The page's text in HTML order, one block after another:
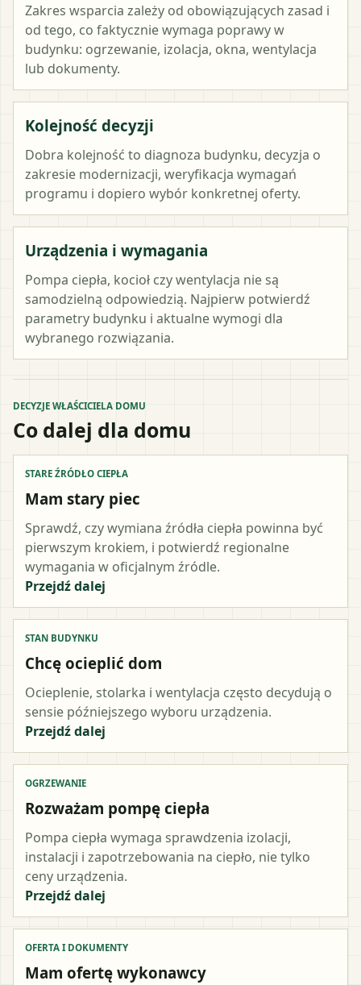
Zakres wsparcia zależy od obowiązujących zasad i
od tego, co faktycznie wymaga poprawy w
budynku: ogrzewanie, izolacja, okna, wentylacja
lub dokumenty.
Kolejność decyzji
Dobra kolejność to diagnoza budynku, decyzja o
zakresie modernizacji, weryfikacja wymagań
programu i dopiero wybór konkretnej oferty.
Urządzenia i wymagania
Pompa ciepła, kocioł czy wentylacja nie są
samodzielną odpowiedzią. Najpierw potwierdź
parametry budynku i aktualne wymogi dla
wybranego rozwiązania.
DECYZJE WŁAŚCICIELA DOMU
Co dalej dla domu
STARE ŹRÓDŁO CIEPŁA
Mam stary piec
Sprawdź, czy wymiana źródła ciepła powinna być
pierwszym krokiem, i potwierdź regionalne
wymagania w oficjalnym źródle.
Przejdź dalej
STAN BUDYNKU
Chcę ocieplić dom
Ocieplenie, stolarka i wentylacja często decydują o
sensie późniejszego wyboru urządzenia.
Przejdź dalej
OGRZEWANIE
Rozważam pompę ciepła
Pompa ciepła wymaga sprawdzenia izolacji,
instalacji i zapotrzebowania na ciepło, nie tylko
ceny urządzenia.
Przejdź dalej
OFERTA I DOKUMENTY
Mam ofertę wykonawcy